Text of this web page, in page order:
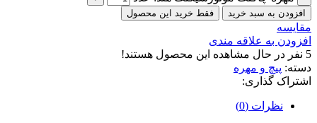
افزودن به سبد خرید فقط خرید این محصول
مقایسه
افزودن به علاقه مندی
5 نفر در حال مشاهده این محصول هستند!
دسته: پیچ و مهره
اشتراک گذاری:
نظرات (0)